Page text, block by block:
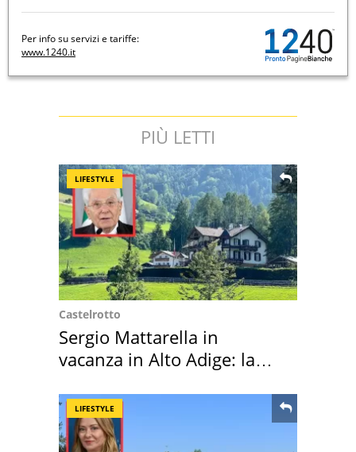
Per info su servizi e tariffe:
www.1240.it
PIÙ LETTI
LIFESTYLE
Castelrotto
Sergio Mattarella in
vacanza in Alto Adige: la
LIFESTYLE